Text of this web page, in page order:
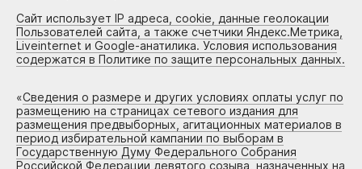
Сайт использует IP адреса, cookie, данные геолокации
Пользователей сайта, а также счетчики Яндекс.Метрика,
Liveinternet и Google-анатилика. Условия использования
содержатся в Политике по защите персональных данных.
«Сведения о размере и других условиях оплаты услуг по
размещению на страницах сетевого издания для
размещения предвыборных, агитационных материалов в
период избирательной кампании по выборам в
Государственную Думу Федерального Собрания
Российской Федерации девятого созыва, назначенных на